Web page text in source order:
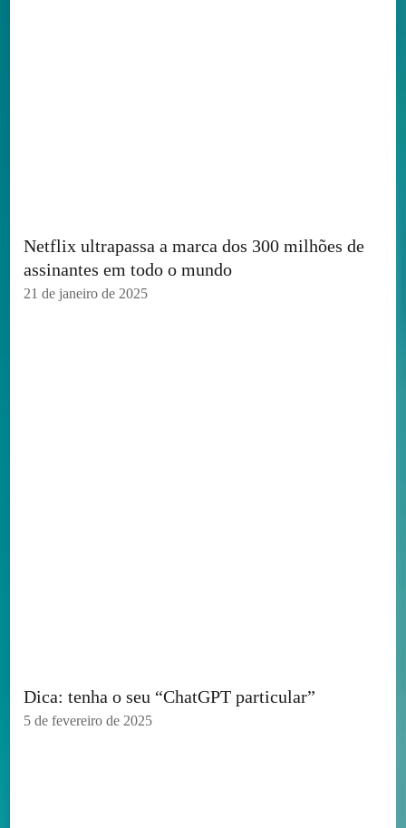
Netflix ultrapassa a marca dos 300 milhões de
assinantes em todo o mundo
21 de janeiro de 2025
Dica: tenha o seu “ChatGPT particular”
5 de fevereiro de 2025